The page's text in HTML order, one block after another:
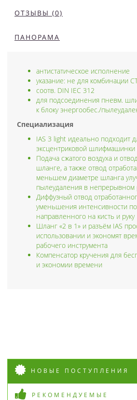
ОТЗЫВЫ (0)
ПАНОРАМА
антистатическое исполнение
указание: не для комбинации
соотв. DIN IEC 312
для подсоединения пневм.
к блоку энергообес./
Специализация
IAS 3 light идеально подходит
эксцентриковой шлифмашинки
Подача сжатого воздуха и
шланге, а также отвод
меньшем диаметре шланга
пылеудаления в непрерывном
Диффузный отвод
уменьшения интенсивности
направленного на кисть и руку
Шланг «2 в 1» и разъём IAS
использовании и экономят
рабочего инструмента
Компенсатор кручения для
и экономии времени
НОВЫЕ ПОСТУПЛЕНИЯ
РЕКОМЕНДУЕМЫЕ